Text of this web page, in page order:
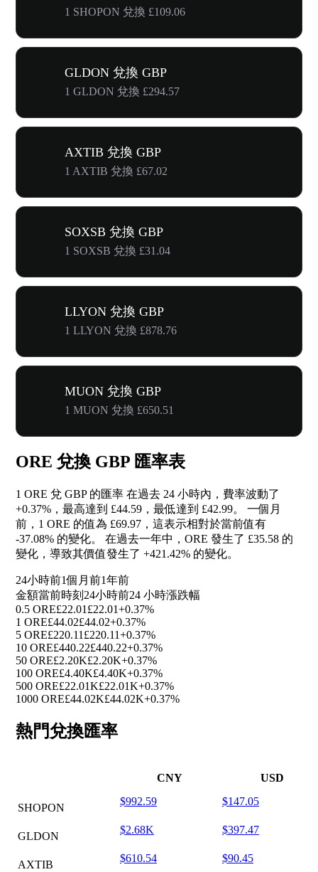
1 SHOPON 兌換 £109.06
GLDON 兌換 GBP
1 GLDON 兌換 £294.57
AXTIB 兌換 GBP
1 AXTIB 兌換 £67.02
SOXSB 兌換 GBP
1 SOXSB 兌換 £31.04
LLYON 兌換 GBP
1 LLYON 兌換 £878.76
MUON 兌換 GBP
1 MUON 兌換 £650.51
ORE 兌換 GBP 匯率表
1 ORE 兌 GBP 的匯率 在過去 24 小時內，費率波動了
+0.37% ，最高達到 £44.59，最低達到 £42.99。 一個月
前，1 ORE 的值為 £69.97，這表示相對於當前值有
-37.08% 的變化。 在過去一年中，ORE 發生了 £35.58 的
變化，導致其價值發生了 +421.42% 的變化。
24小時前1個月前1年前
金額當前時刻 24小時前24 小時漲跌幅
0.5 ORE£22.01 £22.01+0.37%
1 ORE£44.02£44.02+0.37%
5 ORE£220.11 £220.11+0.37%
10 ORE£440.22£440.22+0.37%
50 ORE£2.20K£2.20K+0.37%
100 ORE£4.40K£4.40K+0.37%
500 ORE£22.01K£22.01K+0.37%
1000 ORE£44.02K£44.02K+0.37%
熱門兌換匯率
CNY USD
SHOPON
$992.59 $147.05
GLDON
$2.68K $397.47
AXTIB
$610.54 $90.45